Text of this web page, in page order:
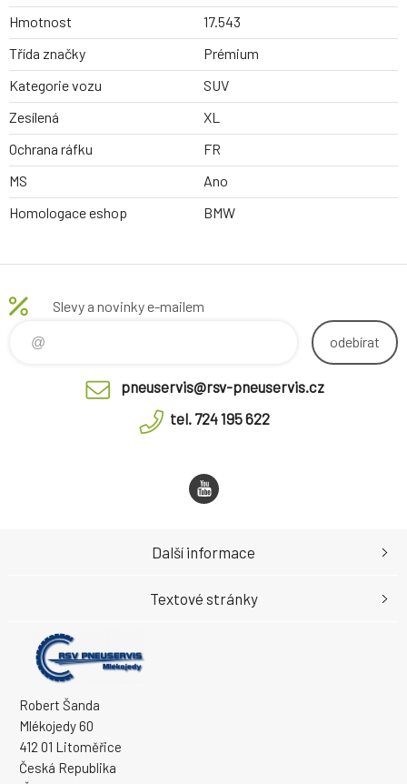
Hmotnost
17.543
Třída značky
Prémium
Kategorie vozu
SUV
Zesílená
XL
Ochrana ráfku
FR
MS
Ano
Homologace eshop
BMW
Slevy a novinky e-mailem
odebírat
pneuservis@rsv-pneuservis.cz
tel. 724 195 622
Robert Šanda
Mlékojedy 60
412 01 Litoměřice
Česká Republika
Další informace
Textové stránky